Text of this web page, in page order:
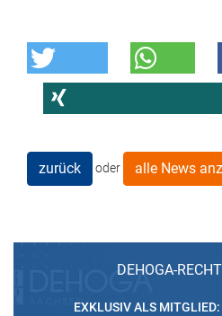
zurück oder alle News
DEHOGA-
EXKLUSIV ALS